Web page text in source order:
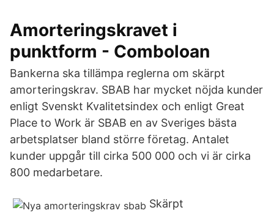
Amorteringskravet i
punktform - Comboloan
Bankerna ska tillämpa reglerna om skärpt
amorteringskrav. SBAB har mycket nöjda kunder
enligt Svenskt Kvalitetsindex och enligt Great
Place to Work är SBAB en av Sveriges bästa
arbetsplatser bland större företag. Antalet
kunder uppgår till cirka 500 000 och vi är cirka
800 medarbetare.
Skärpt